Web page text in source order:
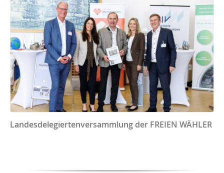
Landesdelegiertenversammlung der FREIEN WÄHLER